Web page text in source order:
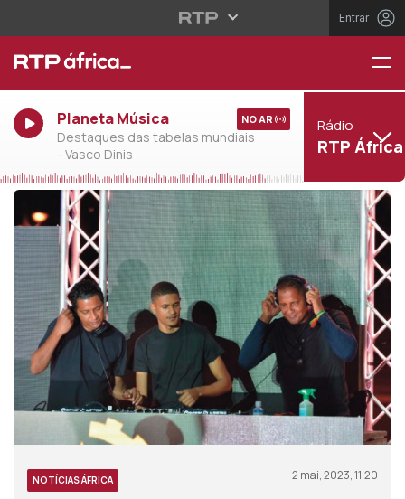
Entrar
Planeta Música
Destaques das tabelas mundiais
- Vasco Dinis
NO AR Rádio
RTP África
NOTÍCIAS ÁFRICA 2 mai, 2023, 11:20